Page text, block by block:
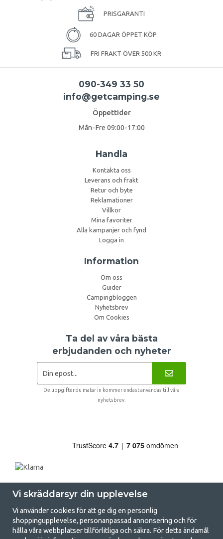
PRISGARANTI
60 DAGAR ÖPPET KÖP
FRI FRAKT ÖVER 500 KR
090-349 33 50
info@getcamping.se
Öppettider
Mån-Fre 09:00-17:00
Handla
Kontakta oss
Leverans och frakt
Retur och byte
Reklamationer
Villkor
Mina favoriter
Alla kampanjer och fynd
Logga in
Information
Om oss
Guider
Campingbloggen
Nyhetsbrev
Om Cookies
Ta del av våra bästa
erbjudanden och nyheter
De uppgifter du matar in kommer endast användas till våra
nyhetsbrev.
Vi skräddarsyr din upplevelse
Vi använder cookies för att ge dig en personlig
shoppingupplevelse, personanpassad annonsering och för
hålla våra webbplatser tillförlitliga och säkra. För detta ändamål